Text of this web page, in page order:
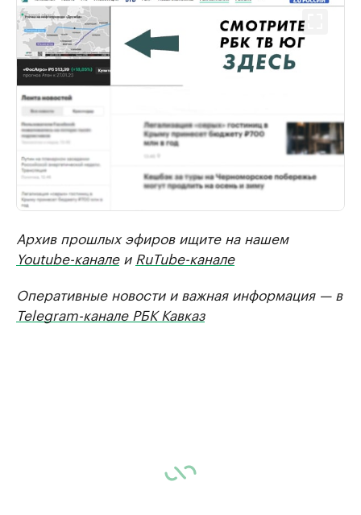
Архив прошлых эфиров ищите на нашем
Youtube-каналеи RuTube-канале
Оперативные новости и важная информация — в
Telegram-канале РБК Кавказ